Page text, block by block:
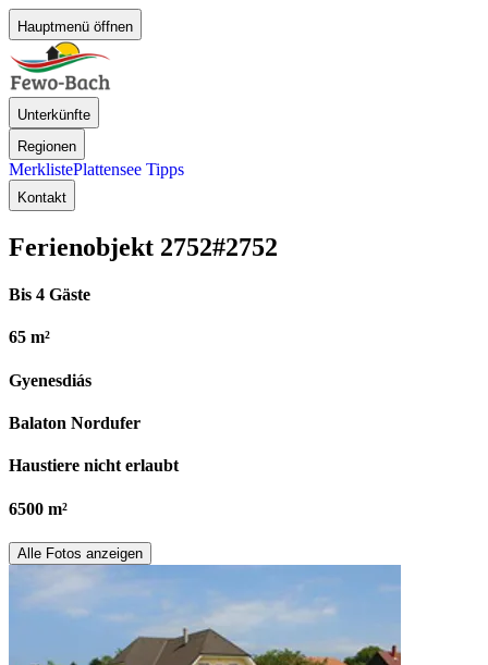
Hauptmenü öffnen
Unterkünfte
Regionen
MerklistePlattensee Tipps
Kontakt
Ferienobjekt 2752#2752
Bis 4 Gäste
65 m²
Gyenesdiás
Balaton Nordufer
Haustiere nicht erlaubt
6500 m²
Alle Fotos anzeigen